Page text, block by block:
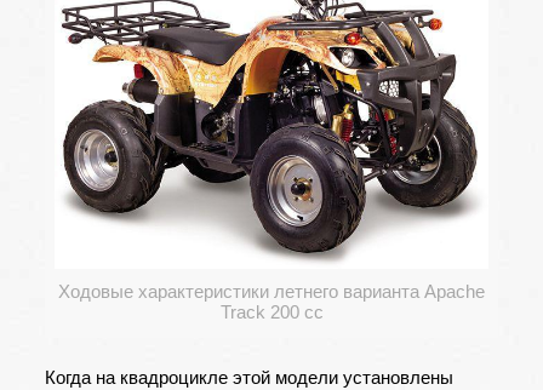
Ходовые характеристики летнего варианта Apache
Track 200 cc
Когда на квадроцикле этой модели установлены